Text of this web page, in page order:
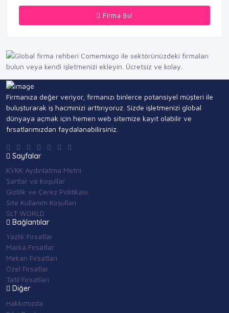
Firma Bul
Firmanıza değer veriyor, firmanızı binlerce potansiyel müşteri ile
buluşturarak iş hacminizi arttırıyoruz. Sizde işletmenizi global
dünyaya açmak için hemen web sitemize kayıt olabilir ve
fırsatlarımızdan faydalanabilirsiniz.
Sayfalar
KVKK Aydınlatma Metni
Şartlar ve Koşullar
Gizlilik ve Çerez Politikası
Site Kullanım Koşulları
SLT WORLD
Bağlantılar
Yazlık Fırsatlar
Marka Fırsatlar
Mekan Fırsatları
Özel Fırsatlar
Tatil Fırsatları
Diğer
Hakkımızda